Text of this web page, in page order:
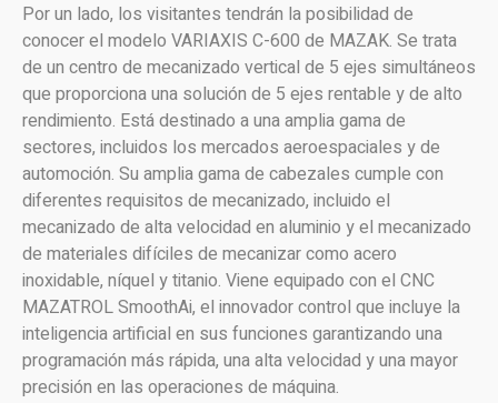
Por un lado, los visitantes tendrán la posibilidad de
conocer el modelo VARIAXIS C-600 de MAZAK. Se trata
de un centro de mecanizado vertical de 5 ejes simultáneos
que proporciona una solución de 5 ejes rentable y de alto
rendimiento. Está destinado a una amplia gama de
sectores, incluidos los mercados aeroespaciales y de
automoción. Su amplia gama de cabezales cumple con
diferentes requisitos de mecanizado, incluido el
mecanizado de alta velocidad en aluminio y el mecanizado
de materiales difíciles de mecanizar como acero
inoxidable, níquel y titanio. Viene equipado con el CNC
MAZATROL SmoothAi, el innovador control que incluye la
inteligencia artificial en sus funciones garantizando una
programación más rápida, una alta velocidad y una mayor
precisión en las operaciones de máquina.